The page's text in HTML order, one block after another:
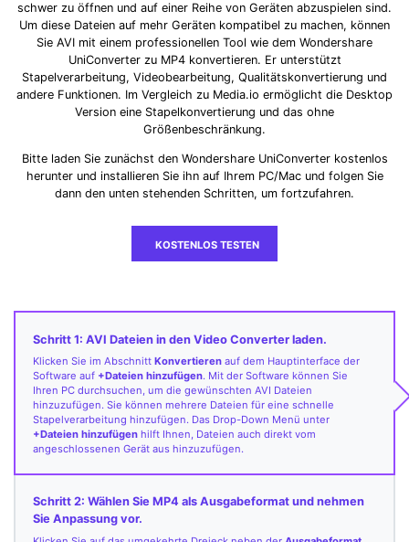
schwer zu öffnen und auf einer Reihe von Geräten abzuspielen sind.
Um diese Dateien auf mehr Geräten kompatibel zu machen, können
Sie AVI mit einem professionellen Tool wie dem Wondershare
UniConverter zu MP4 konvertieren. Er unterstützt
Stapelverarbeitung, Videobearbeitung, Qualitätskonvertierung und
andere Funktionen. Im Vergleich zu Media.io ermöglicht die Desktop
Version eine Stapelkonvertierung und das ohne
Größenbeschränkung.
Bitte laden Sie zunächst den Wondershare UniConverter kostenlos
herunter und installieren Sie ihn auf Ihrem PC/Mac und folgen Sie
dann den unten stehenden Schritten, um fortzufahren.
KOSTENLOS TESTEN
Schritt 1: AVI Dateien in den Video Converter laden.
Klicken Sie im AbschnittKonvertieren auf dem Hauptinterface der
Software auf +Dateien hinzufügen. Mit der Software können Sie
Ihren PC durchsuchen, um die gewünschten AVI Dateien
hinzuzufügen. Sie können mehrere Dateien für eine schnelle
Stapelverarbeitung hinzufügen. Das Drop-Down Menü unter
+Dateien hinzufügen hilft Ihnen, Dateien auch direkt vom
angeschlossenen Gerät aus hinzuzufügen.
Schritt 2: Wählen Sie MP4 als Ausgabeformat und nehmen
Sie Anpassung vor.